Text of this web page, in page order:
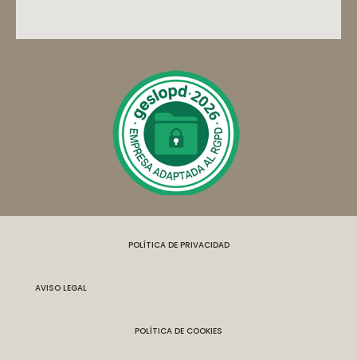
POLÍTICA DE PRIVACIDAD
AVISO LEGAL
POLÍTICA DE COOKIES